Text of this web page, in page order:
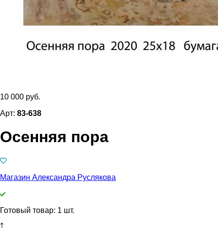
10 000 руб.
Арт: 83-638
Осенняя пора
Магазин Александра Руслякова
Готовый товар: 1 шт.